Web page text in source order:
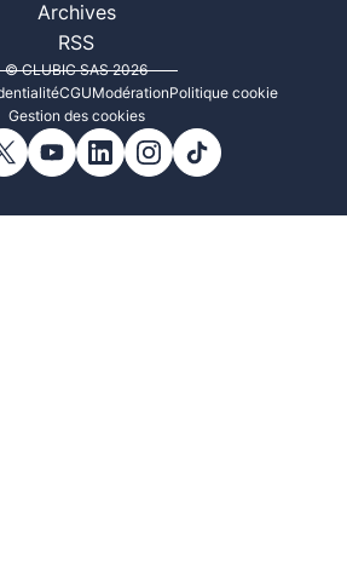
Archives
RSS
© CLUBIC SAS 2026
CGUModérationPolitique cookie
Gestion des cookies